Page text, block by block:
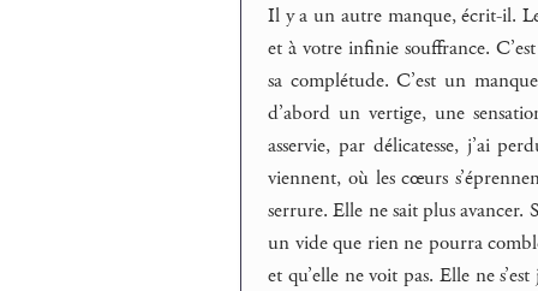
Il y a un autre manque, écrit-il.
et à votre infinie souffrance.
sa complétude. C’est un
d’abord un vertige, une
asservie, par délicatesse, j’ai
viennent, où les cœurs
serrure. Elle ne sait plus avancer.
un vide que rien ne pourra
et qu’elle ne voit pas. Elle ne